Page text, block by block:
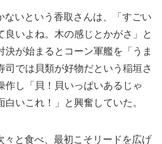
いという香取さんは、「すごい
良いよね。木の感じとかがさ」と
決が始まるとコーン軍艦を「うま
司では貝類が好物だという稲垣さ
作し「貝！貝いっぱいあるじゃ
いこれ！」と興奮していた。
と食べ、最初こそリードを広げ